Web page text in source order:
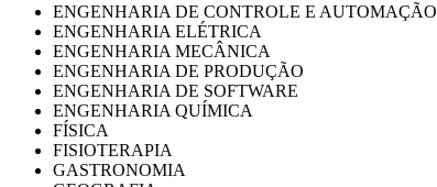
ENGENHARIA DE CONTROLE E AUTOMAÇÃO
ENGENHARIA ELÉTRICA
ENGENHARIA MECÂNICA
ENGENHARIA DE PRODUÇÃO
ENGENHARIA DE SOFTWARE
ENGENHARIA QUÍMICA
FÍSICA
FISIOTERAPIA
GASTRONOMIA